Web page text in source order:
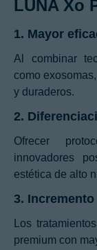
LUNA Xo
1. Mayor
Al combinar
como
y duraderos.
2.
Ofrecer
innovadores
estética de alto
3.
Los
premium con